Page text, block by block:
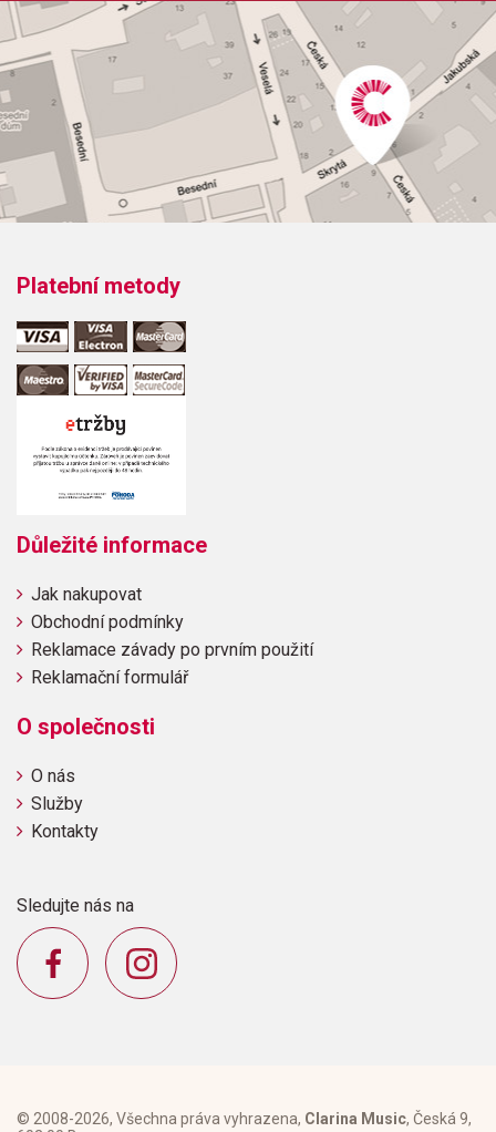
Andantino (Schubert)Tempo di Valse (Schubert)Old French
Song (Tschaikovski)The Wild Rider (Schumann)The First
Loss (Schumann)In an Old Russian Church
(Tschaikovski)Marsch (Schubert)Andante (Mendelssohn-
Bartholdy)Larho (Schubert)Morning Prayer
(Tschaikovski)Northern Song (Schumann)Barcarolle
(Schubert)Bagatelle (Schubert)Ländler (Schubert)Walzer
(Schubert)Walzer (Schubert)
Platební metody
Důležité informace
Jak nakupovat
Obchodní podmínky
Reklamace závady po prvním použití
Reklamační formulář
O společnosti
O nás
Služby
Kontakty
Sledujte nás na
© 2008-2026, Všechna práva vyhrazena, Clarina Music, Česká 9,